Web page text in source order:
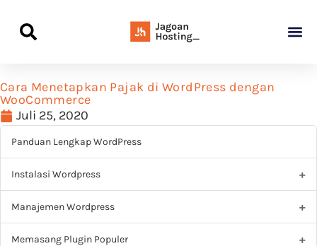
Cara Menetapkan Pajak di WordPress dengan
WooCommerce
Juli 25, 2020
Panduan Lengkap WordPress
Instalasi Wordpress
Manajemen Wordpress
Memasang Plugin Populer